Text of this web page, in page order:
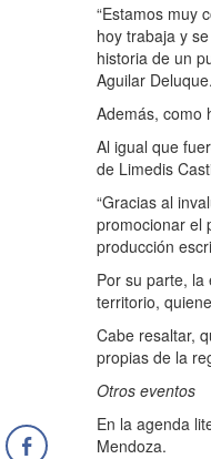
“Estamos muy
hoy trabaja y
historia de un
Aguilar Deluque.
Además, como
Al igual que
de Limedis
“Gracias al
promocionar el
producción
Por su parte, la
territorio,
Cabe resaltar,
propias de la
Otros eventos
En la agenda
Mendoza.